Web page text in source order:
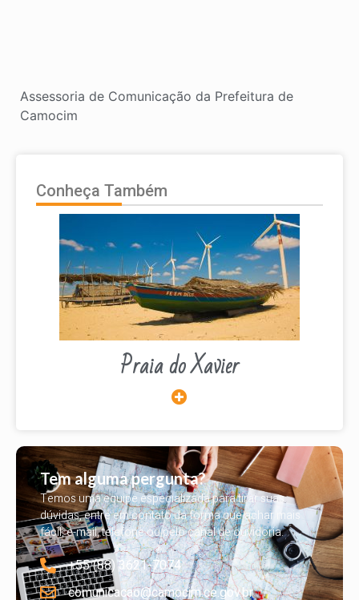
Assessoria de Comunicação da Prefeitura de
Camocim
Conheça Também
Praia do Xavier
Tem alguma pergunta?
Temos uma equipe especializada para tirar suas
dúvidas, entre em contato da forma que achar mais
fácil, e-mail, telefone ou pelo canal de ouvidoria.
+55 (88) 3621-7074
comunicacao@camocim.ce.gov.br